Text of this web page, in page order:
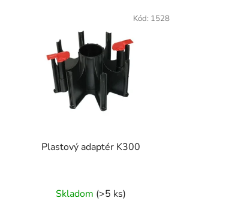
Plastový adaptér K300
Skladom (>5 ks)
Kód: 1528